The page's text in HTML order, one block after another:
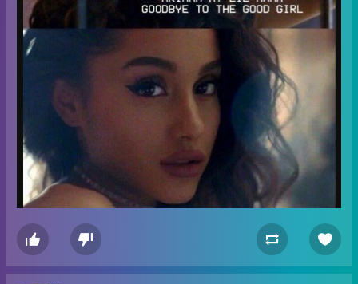
   